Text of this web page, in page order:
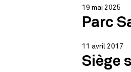
19 mai 2025
Parc
11 avril 2017
Siège